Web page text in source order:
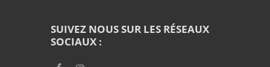
SUIVEZ NOUS SUR LES RÉSEAUX
SOCIAUX :